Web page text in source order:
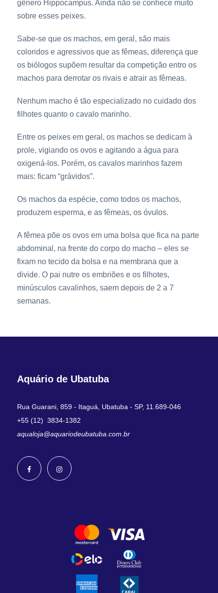
gênero Hippocampus. Ainda não se conhece muito
sobre esses peixes.
Sabe-se que os machos, em geral, são mais
coloridos e agressivos que as fêmeas, diferença que
os biólogos supõem resultar da competição entro os
machos para derrotar os rivais e atrair as fêmeas.
Nenhum macho é tão especializado no cuidado dos
filhotes quanto o cavalo marinho.
Entre os peixes em geral, os machos se dedicam à
prole, vigiando os ovos e agitando a água para
oxigená-los. Porém, os cavalos marinhos fazem
mais: ficam “grávidos”.
Os machos da espécie, como todos os machos,
produzem esperma, e as fêmeas, os óvulos.
A fêmea põe os ovos em uma bolsa que fica na parte
abdominal, na frente do corpo do macho – eles se
fixam no tecido da bolsa e na membrana que a
divide. O pai nutre os embriões e os filhotes,
minúsculos cavalinhos, saem depois de 2 a 7
semanas.
Aquário de Ubatuba
Rua Guarani, 859 - Itaguá, Ubatuba - SP, 11.689-046
+55 (12) 3834-1382
aqualoja@aquariodeubatuba.com.br